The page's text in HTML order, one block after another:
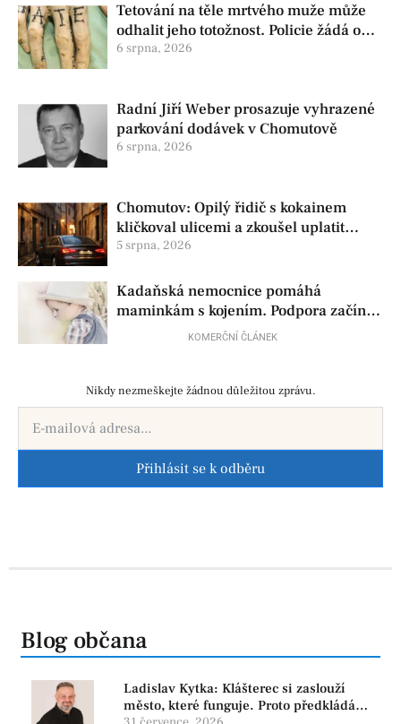
Tetování na těle mrtvého muže může
odhalit jeho totožnost. Policie žádá o
pomoc
6 srpna, 2026
Radní Jiří Weber prosazuje vyhrazené
parkování dodávek v Chomutově
6 srpna, 2026
Chomutov: Opilý řidič s kokainem
kličkoval ulicemi a zkoušel uplatit
policisty
5 srpna, 2026
Kadaňská nemocnice pomáhá
maminkám s kojením. Podpora začíná
už před porodemKOMERČNÍ ČLÁNEK
Nikdy nezmeškejte žádnou důležitou zprávu.
Přihlásit se k odběru
Blog občana
Ladislav Kytka: Klášterec si zaslouží
město, které funguje. Proto předkládáme